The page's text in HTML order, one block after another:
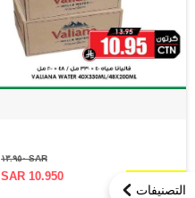
التصنيفات
SAR ١٣.٩٥٠
SAR 10.950